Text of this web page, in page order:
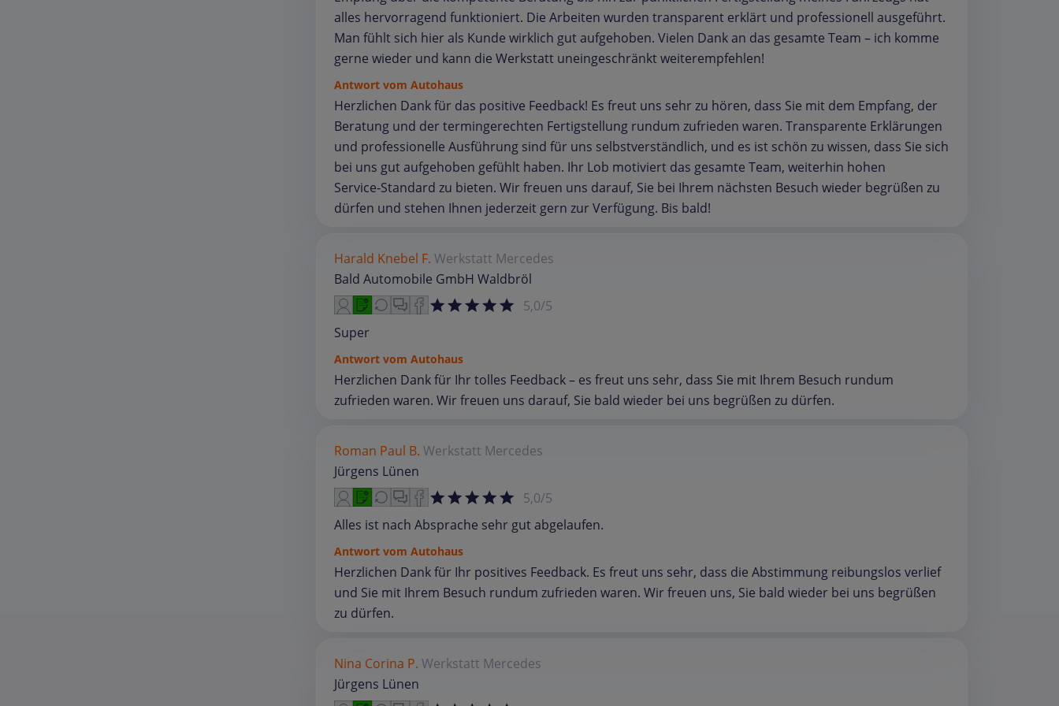
alles hervorragend funktioniert. Die Arbeiten wurden transparent erklärt und professionell ausgeführt.
Man fühlt sich hier als Kunde wirklich gut aufgehoben. Vielen Dank an das gesamte Team – ich komme
gerne wieder und kann die Werkstatt uneingeschränkt weiterempfehlen!
Antwort vom Autohaus
Herzlichen Dank für das positive Feedback! Es freut uns sehr zu hören, dass Sie mit dem Empfang, der
Beratung und der termingerechten Fertigstellung rundum zufrieden waren. Transparente Erklärungen
und professionelle Ausführung sind für uns selbstverständlich, und es ist schön zu wissen, dass Sie sich
bei uns gut aufgehoben gefühlt haben. Ihr Lob motiviert das gesamte Team, weiterhin hohen
Service‑Standard zu bieten. Wir freuen uns darauf, Sie bei Ihrem nächsten Besuch wieder begrüßen zu
dürfen und stehen Ihnen jederzeit gern zur Verfügung. Bis bald!
Harald Knebel F. Werkstatt Mercedes
Bald Automobile GmbH Waldbröl
5,0/5
Super
Antwort vom Autohaus
Herzlichen Dank für Ihr tolles Feedback – es freut uns sehr, dass Sie mit Ihrem Besuch rundum
zufrieden waren. Wir freuen uns darauf, Sie bald wieder bei uns begrüßen zu dürfen.
Roman Paul B. Werkstatt Mercedes
Jürgens Lünen
5,0/5
Alles ist nach Absprache sehr gut abgelaufen.
Antwort vom Autohaus
Herzlichen Dank für Ihr positives Feedback. Es freut uns sehr, dass die Abstimmung reibungslos verlief
und Sie mit Ihrem Besuch rundum zufrieden waren. Wir freuen uns, Sie bald wieder bei uns begrüßen
zu dürfen.
Nina Corina P. Werkstatt Mercedes
Jürgens Lünen